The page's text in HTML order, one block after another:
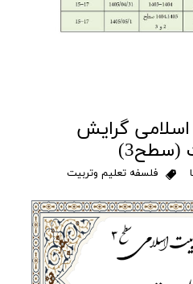
گرایش
(سطح3)
فلسفه تعلیم وتربیت